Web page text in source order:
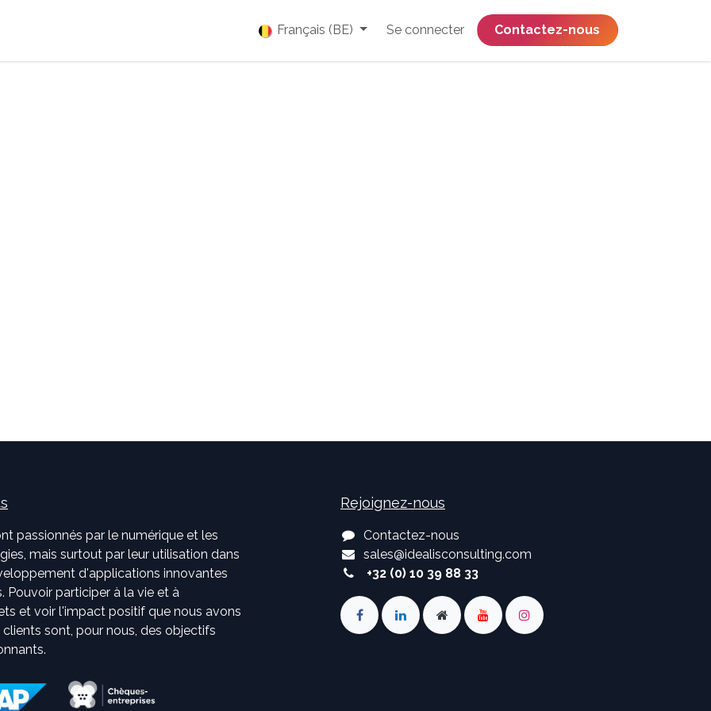
Français (BE) Se connecter ​​​​​​​​​​​​​​​​Contactez-nous
passionnés par le numérique et les
mais surtout par leur utilisation dans
d'applications innovantes
Pouvoir participer à la vie et à
et voir l'impact positif que nous avons
sont, pour nous, des objectifs
Rejoignez-nous
Contactez-nous
sales@idealisconsulting.com
+32 (0) 10 39 88 33